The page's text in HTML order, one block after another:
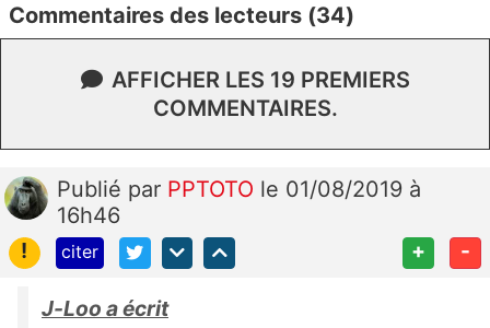
Commentaires des lecteurs (34)
AFFICHER LES 19 PREMIERS
COMMENTAIRES.
Publié par PPTOTO le 01/08/2019 à
16h46
!
citer + -
J-Loo a écrit